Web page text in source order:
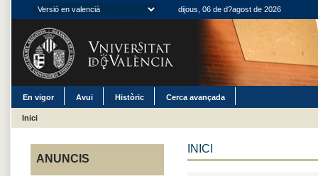
dijous, 06 de d?agost de 2026
En vigor Avui Històric Cerca avançada
Inici
ANUNCIS
INICI